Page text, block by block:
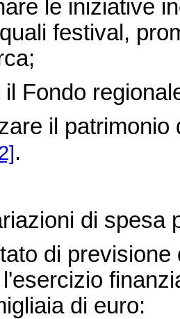
le iniziative
festival,
il patrimonio
.
di spesa
di previsione
di euro: